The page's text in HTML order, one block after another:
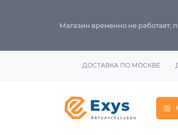
Магазин временно не работает,
ДОСТАВКА ПО МОСКВЕ